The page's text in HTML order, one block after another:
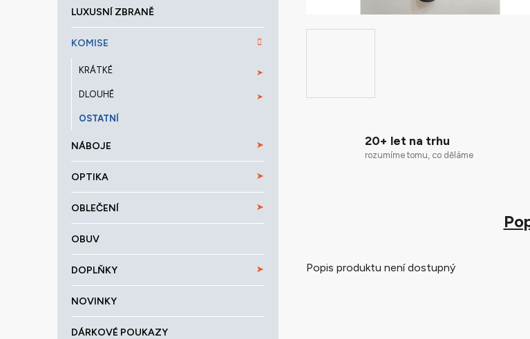
LUXUSNÍ ZBRANĚ
KOMISE
KRÁTKÉ
DLOUHÉ
OSTATNÍ
NÁBOJE
OPTIKA
OBLEČENÍ
OBUV
DOPLŇKY
NOVINKY
DÁRKOVÉ POUKAZY
20+ let na trhu
rozumíme tomu, co děláme
Popis produktu není dostupný